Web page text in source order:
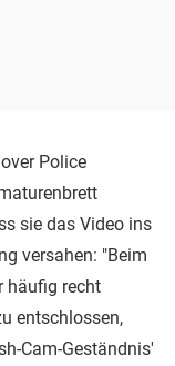
Police
sie das Video ins
versahen: "Beim
häufig recht
entschlossen,
Cam-Geständnis'